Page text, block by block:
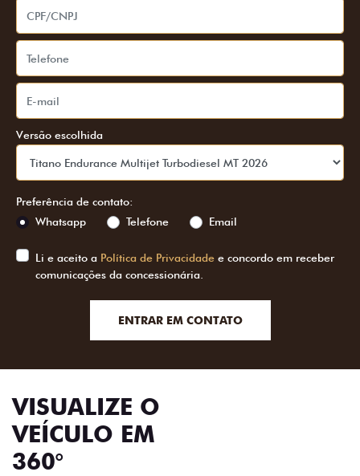
Versão escolhida
Preferência de contato:
Whatsapp
Telefone Email
Li e aceito a Política de Privacidade e concordo em receber
comunicações da concessionária.
ENTRAR EM CONTATO
VISUALIZE O
VEÍCULO EM
360°